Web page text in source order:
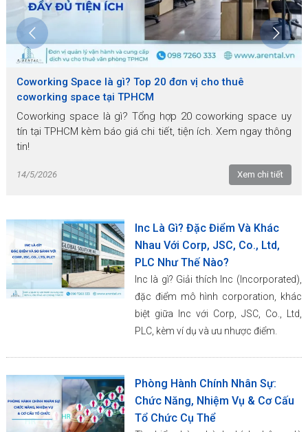
Coworking Space là gì? Top 20 đơn vị cho thuê
coworking space tại TPHCM
Coworking space là gì? Tổng hợp 20 coworking space uy
tín tại TPHCM kèm báo giá chi tiết, tiện ích. Xem ngay thông
tin!
14/5/2026 Xem chi tiết
Inc Là Gì? Đặc Điểm Và Khác
Nhau Với Corp, JSC, Co., Ltd,
PLC Như Thế Nào?
Inc là gì? Giải thích Inc (Incorporated),
đặc điểm mô hình corporation, khác
biệt giữa Inc với Corp, JSC, Co., Ltd,
PLC, kèm ví dụ và ưu nhược điểm.
Phòng Hành Chính Nhân Sự:
Chức Năng, Nhiệm Vụ & Cơ Cấu
Tổ Chức Cụ Thể